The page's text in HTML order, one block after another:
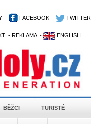
- FACEBOOK - TWITTER
- REKLAMA - ENGLISH
BĚŽCI TURISTÉ